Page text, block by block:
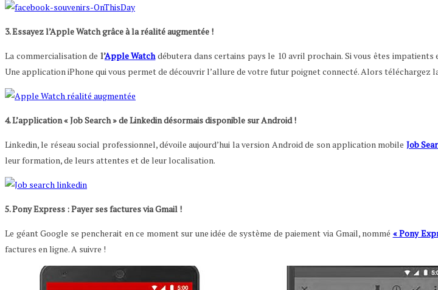
3. Essayezl’Apple Watch grâce à la réalité augmentée !
La commercialisation de l’Apple Watchdébutera dans certains pays le 10 avril prochain. Si vous êtes
Une application iPhone qui vous permet de découvrir l’allure de votre futur poignet connecté. Alors téléchargez
4. L’application « Job Search » de Linkedin désormais disponible sur Android !
Linkedin, le réseau social professionnel, dévoile aujourd’hui la version Android de son application mobile Job
leur formation, de leurs attentes et de leur localisation.
5. Pony Express : Payer ses factures via Gmail !
Le géant Google se pencherait en ce moment sur une idée de système de paiement via Gmail, nommé « Pony
factures en ligne. A suivre !